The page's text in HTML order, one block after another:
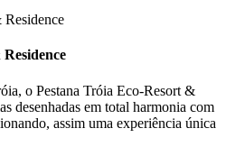
o Pestana Tróia Eco-Resort &
desenhadas em total harmonia com
assim uma experiência única